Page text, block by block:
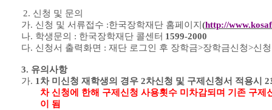
2. 신청 및 문의
가. 신청 및 서류접수 :한국장학재단 홈페이지 (http://
나. 학생문의 : 한국장학재단 콜센터 1599-2000
다. 신청서 출력화면 : 재단 로그인 후 장학금>장학금신청>신
3. 유의사항
가. 1 차 미신청 재학생의 경우 2차신청 및 구제신청서 적용시 2
차 신청에 한해 구제신청 사용횟수 미차감되며 기존 구제
이 됨